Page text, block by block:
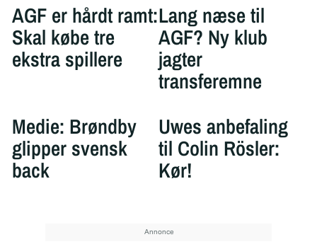
AGF er hårdt ramt:
Skal købe tre
ekstra spillere
Lang næse til
AGF? Ny klub
jagter
transferemne
Medie: Brøndby
glipper svensk
back
Uwes anbefaling
til Colin Rösler:
Kør!